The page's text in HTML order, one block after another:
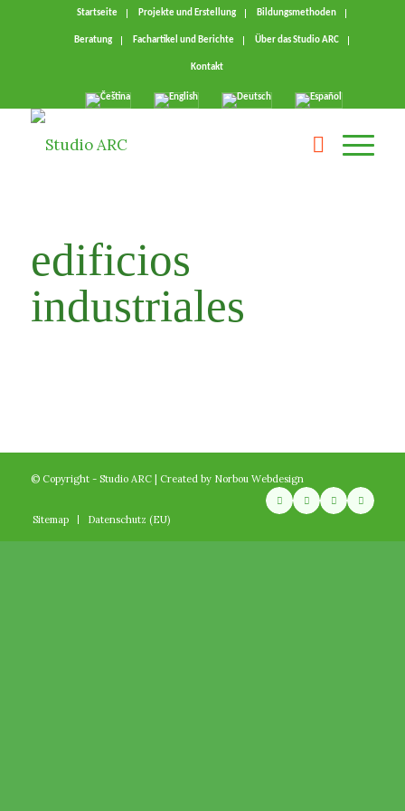
Startseite Projekte und Erstellung Bildungsmethoden
Beratung Fachartikel und Berichte Über das Studio ARC
Kontakt
edificios
industriales
© Copyright - Studio ARC | Created by Norbou Webdesign
Sitemap Datenschutz (EU)